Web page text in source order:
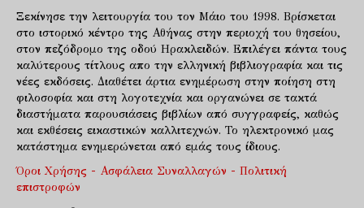
Ξεκίνησε την λειτουργία του τον Μάιο του 1998. Βρίσκεται
στο ιστορικό κέντρο της Αθήνας στην περιοχή του θησείου,
στον πεζόδρομο της οδού Ηρακλειδών. Επιλέγει πάντα τους
καλύτερους τίτλους απο την ελληνική βιβλιογραφία και τις
νέες εκδόσεις. Διαθέτει άρτια ενημέρωση στην ποίηση στη
φιλοσοφία και στη λογοτεχνία και οργανώνει σε τακτά
διαστήματα παρουσιάσεις βιβλίων από συγγραφείς, καθώς
και εκθέσεις εικαστικών καλλιτεχνών. Το ηλεκτρονικό μας
κατάστημα ενημερώνεται από εμάς τους ίδιους.
Όροι Χρήσης - Ασφάλεια Συναλλαγών - Πολιτική
επιστροφών